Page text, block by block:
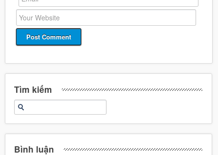
Tìm kiếm
Bình luận